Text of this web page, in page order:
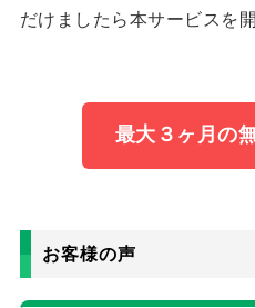
だけましたら本サービスを
最大３ヶ月の
お客様の声